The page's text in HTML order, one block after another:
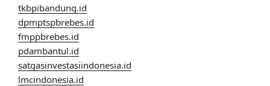
tkbpibandung.id
dpmptspbrebes.id
fmppbrebes.id
pdambantul.id
satgasinvestasiindonesia.id
lmcindonesia.id